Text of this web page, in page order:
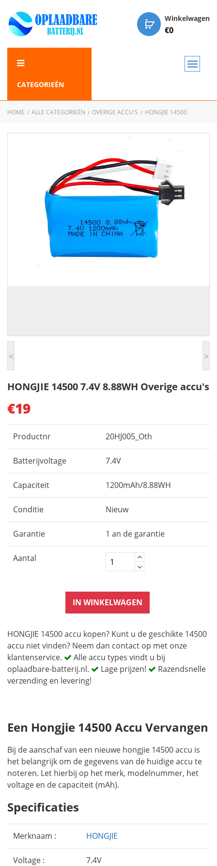
Winkelwagen
€0
CATEGORIEËN
HOME ALLE CATEGORIEËN OVERIGE ACCU'S HONGJIE 14500
< >
HONGJIE 14500 7.4V 8.88WH Overige accu's
€19
Productnr 20HJ005_Oth
Batterijvoltage 7.4V
Capaciteit 1200mAh/8.88WH
Conditie Nieuw
Garantie 1 an de garantie
Aantal
IN WINKELWAGEN
HONGJIE 14500 accu kopen? Kunt u de geschikte 14500
accu niet vinden? Neem dan contact op met onze
klantenservice.
Alle accu types vindt u bij
oplaadbare-batterij.nl.
Lage prijzen!
Razendsnelle
verzending en levering!
Een Hongjie 14500 Accu Vervangen
Bij de aanschaf van een nieuwe hongjie 14500 accu is
het belangrijk om de gegevens van de huidige accu te
noteren. Let hierbij op het merk, modelnummer, het
voltage en de capaciteit (mAh).
Specificaties
Merknaam : HONGJIE
Voltage : 7.4V